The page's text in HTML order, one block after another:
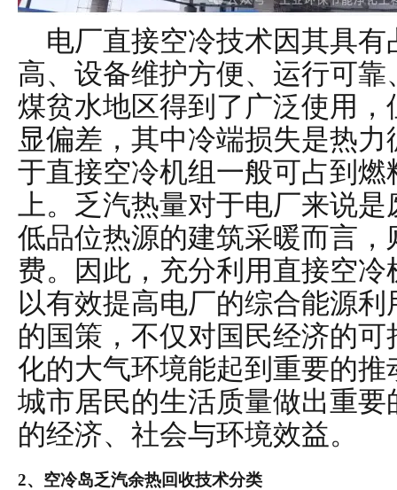
电厂直接空冷技术因其具有
高、设备维护方便、运行可
煤贫水地区得到了广泛使用
显偏差，其中冷端损失是热
于直接空冷机组一般可占到燃
上。乏汽热量对于电厂来说
低品位热源的建筑采暖而言
费。因此，充分利用直接空
以有效提高电厂的综合能源
的国策，不仅对国民经济的
化的大气环境能起到重要的
城市居民的生活质量做出重
的经济、社会与环境效益。
2、空冷岛乏汽余热回收技术分类